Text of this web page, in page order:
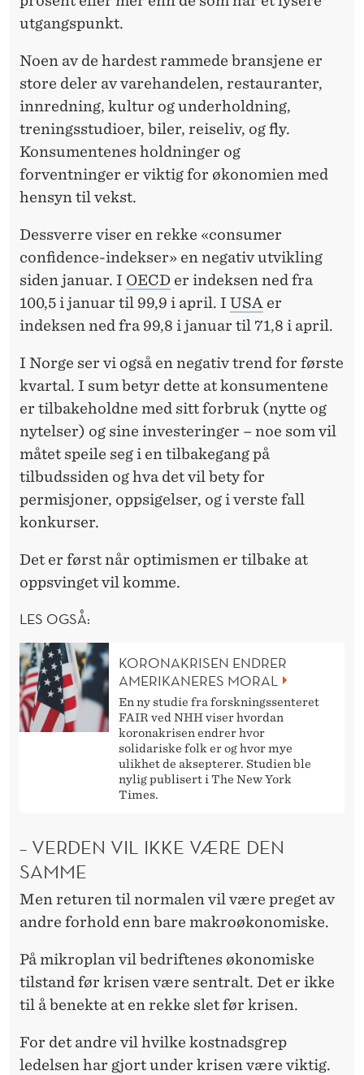
utgangspunkt.
Noen av de hardest rammede bransjene er
store deler av varehandelen, restauranter,
innredning, kultur og underholdning,
treningsstudioer, biler, reiseliv, og fly.
Konsumentenes holdninger og
forventninger er viktig for økonomien med
hensyn til vekst.
Dessverre viser en rekke «consumer
confidence-indekser» en negativ utvikling
siden januar. I OECD er indeksen ned fra
100,5 i januar til 99,9 i april. I USA er
indeksen ned fra 99,8 i januar til 71,8 i april.
I Norge ser vi også en negativ trend for første
kvartal. I sum betyr dette at konsumentene
er tilbakeholdne med sitt forbruk (nytte og
nytelser) og sine investeringer – noe som vil
måtet speile seg i en tilbakegang på
tilbudssiden og hva det vil bety for
permisjoner, oppsigelser, og i verste fall
konkurser.
Det er først når optimismen er tilbake at
oppsvinget vil komme.
LES OGSÅ:
KORONAKRISEN ENDRER
AMERIKANERES MORAL
En ny studie fra forskningssenteret
FAIR ved NHH viser hvordan
koronakrisen endrer hvor
solidariske folk er og hvor mye
ulikhet de aksepterer. Studien ble
nylig publisert i The New York
Times.
– VERDEN VIL IKKE VÆRE DEN
SAMME
Men returen til normalen vil være preget av
andre forhold enn bare makroøkonomiske.
På mikroplan vil bedriftenes økonomiske
tilstand før krisen være sentralt. Det er ikke
til å benekte at en rekke slet før krisen.
For det andre vil hvilke kostnadsgrep
ledelsen har gjort under krisen være viktig.